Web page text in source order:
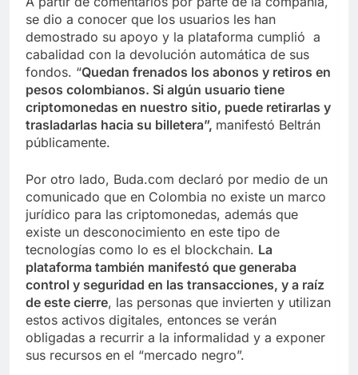
se dio a conocer que los usuarios les han
demostrado su apoyo y la plataforma cumplió a
cabalidad con la devolución automática de sus
fondos. “Quedan frenados los abonos y retiros en
pesos colombianos. Si algún usuario tiene
criptomonedas en nuestro sitio, puede retirarlas y
trasladarlas hacia su billetera”, manifestó Beltrán
públicamente.
Por otro lado, Buda.com declaró por medio de un
comunicado que en Colombia no existe un marco
jurídico para las criptomonedas, además que
existe un desconocimiento en este tipo de
tecnologías como lo es el blockchain. La
plataforma también manifestó que generaba
control y seguridad en las transacciones, y a raíz
de este cierre, las personas que invierten y utilizan
estos activos digitales, entonces se verán
obligadas a recurrir a la informalidad y a exponer
sus recursos en el “mercado negro”.